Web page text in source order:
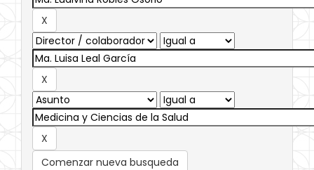
Comenzar nueva busqueda